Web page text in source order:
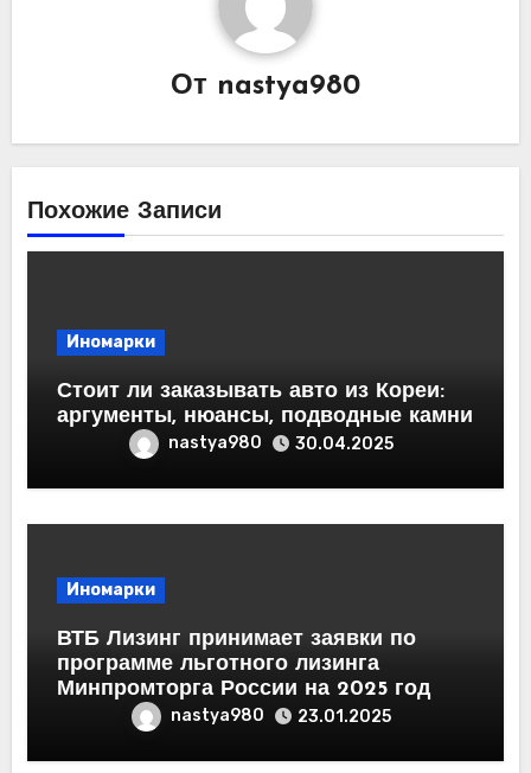
От nastya980
Похожие Записи
Иномарки
Стоит ли заказывать авто из Кореи:
аргументы, нюансы, подводные камни
nastya980 30.04.2025
Иномарки
ВТБ Лизинг принимает заявки по
программе льготного лизинга
Минпромторга России на 2025 год
nastya980 23.01.2025